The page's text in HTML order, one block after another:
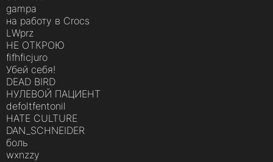
gampa
на работу в Crocs
LWprz
НЕ ОТКРОЮ
fifhficjuro
Убей себя!
DEAD BIRD
НУЛЕВОЙ ПАЦИЕНТ
defoltfentonil
HATE CULTURE
DAN_SCHNEIDER
боль
wxnzzy